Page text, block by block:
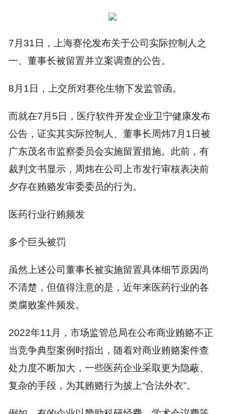
7月31日，上海赛伦发布关于公司实际控制人之
一、董事长被留置并立案调查的公告。
8月1日，上交所对赛伦生物下发监管函。
而就在7月5日，医疗软件开发企业卫宁健康发布
公告，证实其实际控制人、董事长周炜7月1日被
广东茂名市监察委员会实施留置措施。此前，有
裁判文书显示，周炜在公司上市发行审核表决前
夕存在贿赂发审委委员的行为。
医药行业行贿频发
多个巨头被罚
虽然上述公司董事长被实施留置具体细节原因尚
不清楚，但值得注意的是，近年来医药行业的各
类腐败案件频发。
2022年11月，市场监管总局在公布商业贿赂不正
当竞争典型案例时指出，随着对商业贿赂案件查
处力度不断加大，一些医药企业采取更为隐蔽、
复杂的手段，为其贿赂行为披上“合法外衣”。